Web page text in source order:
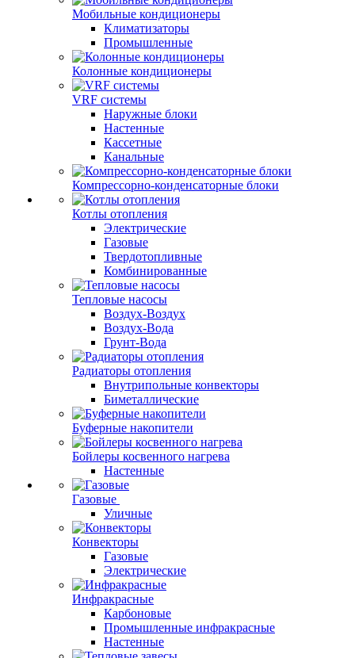
Мобильные кондиционеры
Климатизаторы
Промышленные
Колонные кондиционеры
VRF системы
Наружные блоки
Настенные
Кассетные
Канальные
Компрессорно-конденсаторные блоки
Котлы отопления
Электрические
Газовые
Твердотопливные
Комбинированные
Тепловые насосы
Воздух-Воздух
Воздух-Вода
Грунт-Вода
Радиаторы отопления
Внутрипольные конвекторы
Биметаллические
Буферные накопители
Бойлеры косвенного нагрева
Настенные
Газовые
Уличные
Конвекторы
Газовые
Электрические
Инфракрасные
Карбоновые
Промышленные инфракрасные
Настенные